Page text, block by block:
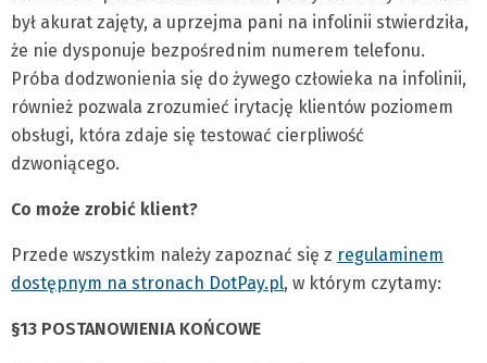
był akurat zajęty, a uprzejma pani na infolinii stwierdziła,
że nie dysponuje bezpośrednim numerem telefonu.
Próba dodzwonienia się do żywego człowieka na infolinii,
również pozwala zrozumieć irytację klientów poziomem
obsługi, która zdaje się testować cierpliwość
dzwoniącego.
Co może zrobić klient?
Przede wszystkim należy zapoznać się z regulaminem
dostępnym na stronach DotPay.pl, w którym czytamy:
§13 POSTANOWIENIA KOŃCOWE